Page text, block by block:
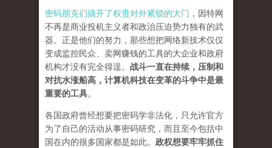
密码朋克们撬开了权贵对外紧锁的大门 ，因特网
不再是商业投机主义者和政治压迫势力独有的武
器。正是他们的努力，那些想把网络新技术仅仅
变成监控民众、卖网赚钱的工具的大企业和政府
机构才没有完全得逞。 战斗一直在持续，压制和
对抗水涨船高，计算机科技在变革的斗争中是最
重要的工具。
各国政府曾经想要把密码学非法化，只允许官方
为了自己的活动从事密码研究，而且至今包括中
国在内的很多国家都是如此。 政权想要牢牢抓住